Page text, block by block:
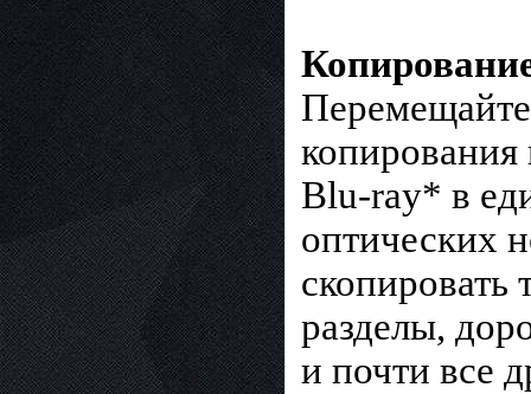
Blu-ray* в
оптических
разделы,
и почти все